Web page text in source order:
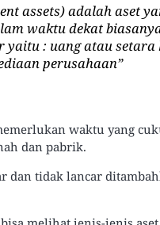
assets) adalah aset
waktu dekat
yaitu : uang atau setara
perusahaan”
waktu yang
dan pabrik.
dan tidak lancar